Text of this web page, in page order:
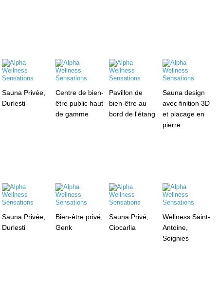
Sauna Privée,
Durlesti
Centre de bien-
être public haut
de gamme
Pavillon de
bien-être au
bord de l'étang
Sauna design
avec finition 3D
et placage en
pierre
Sauna Privée,
Durlesti
Bien-être privé,
Genk
Sauna Privé,
Ciocarlia
Wellness Saint-
Antoine,
Soignies